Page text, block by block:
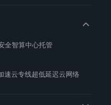
全智算中心托管
速云专线超低延迟云网络